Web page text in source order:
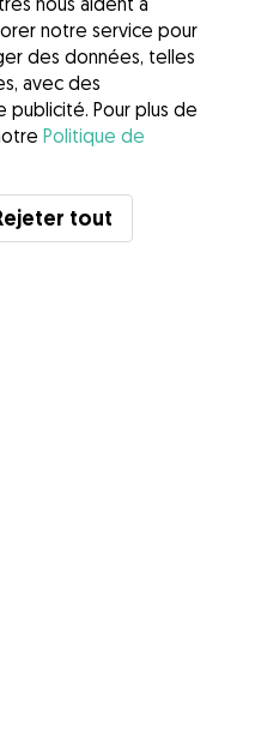
notre service pour
des données, telles
avec des
publicité. Pour plus de
Politique de
tout